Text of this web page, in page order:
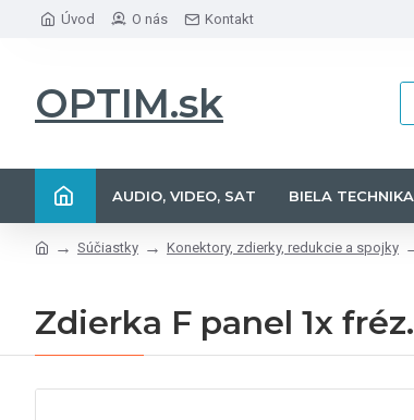
Úvod O nás Kontakt
OPTIM.sk
AUDIO, VIDEO, SAT BIELA TECHNIKA
Súčiastky Konektory, zdierky, redukcie a spojky
Zdierka F panel 1x fréz.